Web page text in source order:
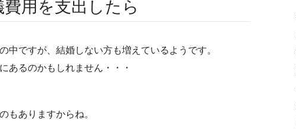
用を支出したら
中ですが、結婚しない方も増えているようです。
あるのかもしれません・・・
もありますからね。